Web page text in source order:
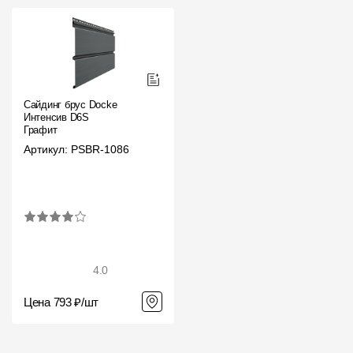
Сайдинг брус Docke
Интенсив D6S
Графит
Артикул: PSBR-1086
4.0
Цена 793 ₽/шт